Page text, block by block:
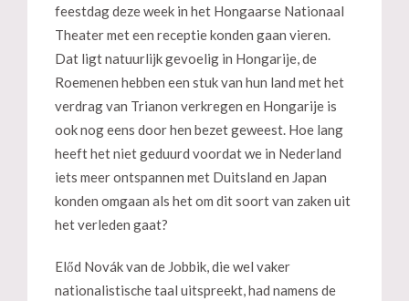
feestdag deze week in het Hongaarse Nationaal
Theater met een receptie konden gaan vieren.
Dat ligt natuurlijk gevoelig in Hongarije, de
Roemenen hebben een stuk van hun land met het
verdrag van Trianon verkregen en Hongarije is
ook nog eens door hen bezet geweest. Hoe lang
heeft het niet geduurd voordat we in Nederland
iets meer ontspannen met Duitsland en Japan
konden omgaan als het om dit soort van zaken uit
het verleden gaat?
Előd Novák van de Jobbik, die wel vaker
nationalistische taal uitspreekt, had namens de